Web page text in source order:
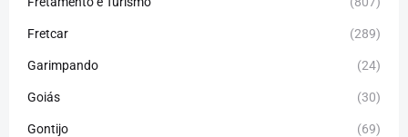
Fretcar (289)
Garimpando (24)
Goiás (30)
Gontijo (69)